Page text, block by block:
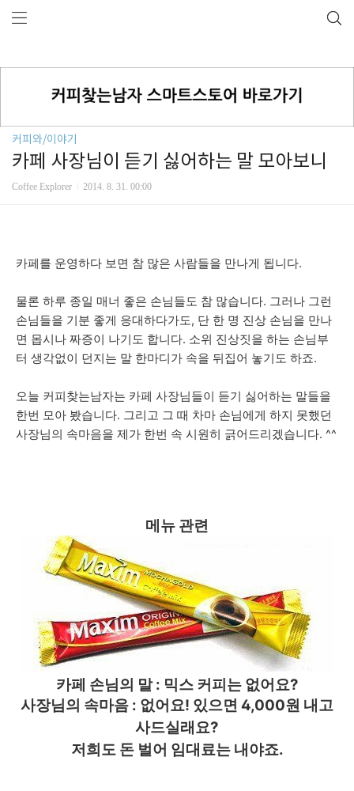
커피와/이야기
카페 사장님이 듣기 싫어하는 말 모아보니
Coffee Explorer 2014. 8. 31. 00:00
카페를 운영하다 보면 참 많은 사람들을 만나게 됩니다.
물론 하루 종일 매너 좋은 손님들도 참 많습니다. 그러나 그런
손님들을 기분 좋게 응대하다가도, 단 한 명 진상 손님을 만나
면 몹시나 짜증이 나기도 합니다. 소위 진상짓을 하는 손님부
터 생각없이 던지는 말 한마디가 속을 뒤집어 놓기도 하죠.
오늘 커피찾는남자는 카페 사장님들이 듣기 싫어하는 말들을
한번 모아 봤습니다. 그리고 그 때 차마 손님에게 하지 못했던
사장님의 속마음을 제가 한번 속 시원히 긁어드리겠습니다. ^^
메뉴 관련
카페 손님의 말 : 믹스 커피는 없어요?
사장님의 속마음 : 없어요! 있으면 4,000원 내고
사드실래요?
저희도 돈 벌어 임대료는 내야죠.